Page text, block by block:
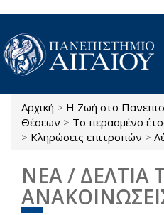
Παράκαμψη προς το κυρίως
Είστε εδώ
Αρχική > Η Ζωή στο
Θέσεων > Το περασμένο
> Κληρώσεις επιτροπών >
ΝΕΑ / ΔΕΛΤΙΑ